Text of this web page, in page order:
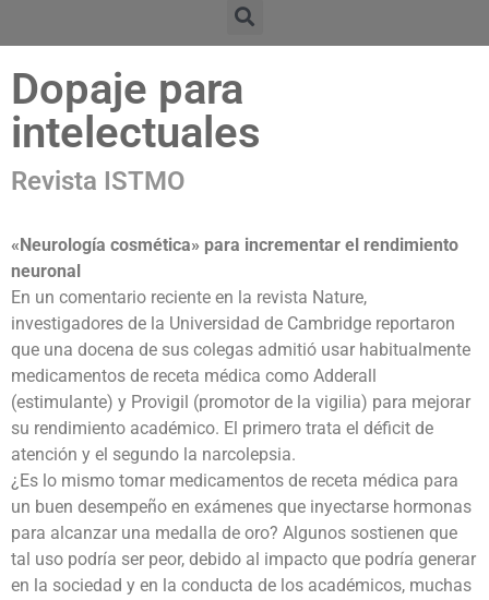
Dopaje para
intelectuales
Revista ISTMO
«Neurología cosmética» para incrementar el rendimiento
neuronal
En un comentario reciente en la revista Nature,
investigadores de la Universidad de Cambridge reportaron
que una docena de sus colegas admitió usar habitualmente
medicamentos de receta médica como Adderall
(estimulante) y Provigil (promotor de la vigilia) para mejorar
su rendimiento académico. El primero trata el déficit de
atención y el segundo la narcolepsia.
¿Es lo mismo tomar medicamentos de receta médica para
un buen desempeño en exámenes que inyectarse hormonas
para alcanzar una medalla de oro? Algunos sostienen que
tal uso podría ser peor, debido al impacto que podría generar
en la sociedad y en la conducta de los académicos, muchas